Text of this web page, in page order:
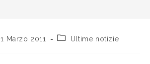
Marzo 2011 Ultime notizie